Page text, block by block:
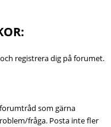
registrera dig på forumet.
som gärna
fråga. Posta inte fler